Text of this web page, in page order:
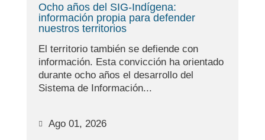
Ocho años del SIG-Indígena:
información propia para defender
nuestros territorios
El territorio también se defiende con
información. Esta convicción ha orientado
durante ocho años el desarrollo del
Sistema de Información...
Ago 01, 2026